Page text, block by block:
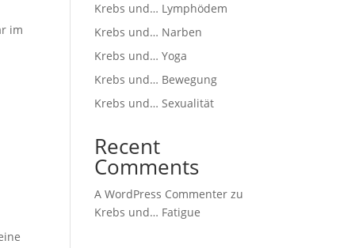
im
Krebs und… Lymphödem
Krebs und… Narben
Krebs und… Yoga
Krebs und… Bewegung
Krebs und… Sexualität
Recent
Comments
A WordPress Commenter zu
Krebs und… Fatigue